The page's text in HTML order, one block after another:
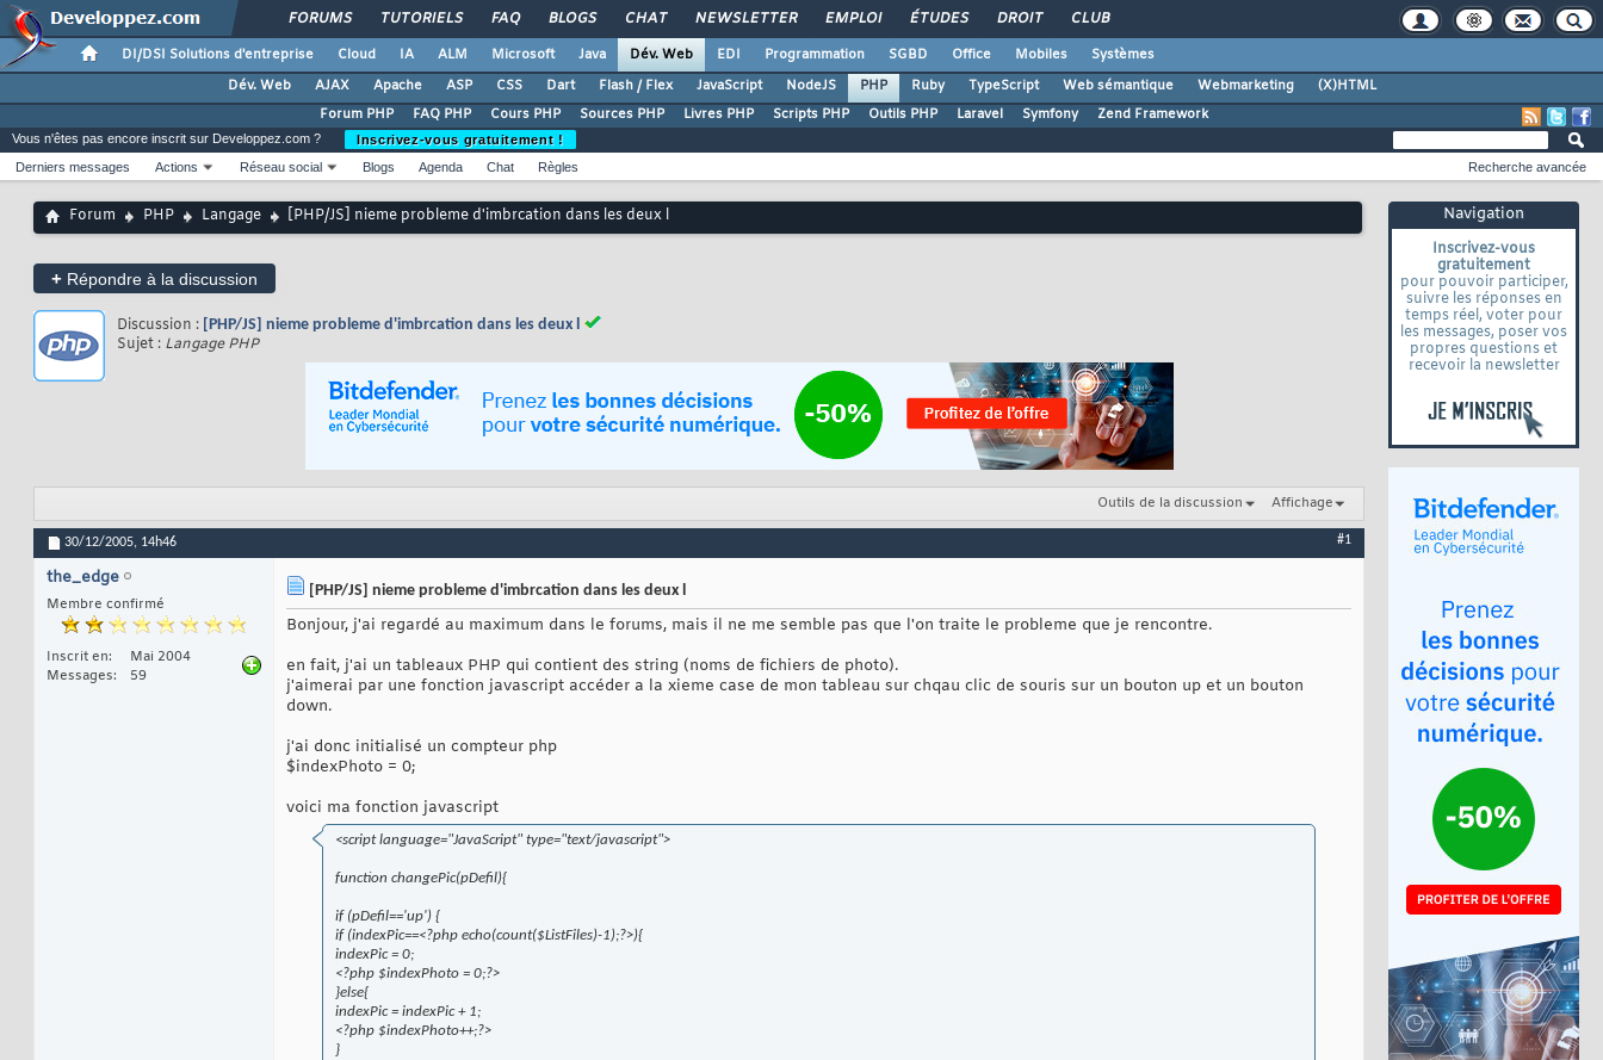
FORUMS TUTORIELS FAQ BLOGS CHAT NEWSLETTER EMPLOI ÉTUDES DROIT CLUB
DI/DSI Solutions d'entreprise Cloud IA ALM Microsoft Java Dév. Web EDI Programmation SGBD Office Mobiles
Systèmes
Dév. Web
AJAX Apache ASP CSS Dart Flash / Flex JavaScript NodeJS PHP Ruby TypeScript Web sémantique Webmarketing
(X)HTML
Forum PHP
FAQ PHP Cours PHP Sources PHP Livres PHP Scripts PHP Outils PHP Laravel Symfony Zend Framework
Navigation
Inscrivez-vous
gratuitement
pour pouvoir participer,
suivre les réponses en
temps réel, voter pour
les messages, poser vos
propres questions et
recevoir la newsletter
Vous n'êtes pas encore inscrit sur Developpez.com ?
Inscrivez-vous gratuitement !
Derniers messages
Actions Réseau social Blogs Agenda Chat Règles Recherche avancée
Forum PHP Langage [PHP/JS] nieme probleme d'imbrcation dans les deux l
+ Répondre à la discussion
Discussion : [PHP/JS] nieme probleme d'imbrcation dans les deux l
Sujet : Langage PHP
Outils de la discussion Affichage
30/12/2005, 14h46 #1
the_edge
Membre confirmé
Inscrit en
Mai 2004
Messages
59
[PHP/JS] nieme probleme d'imbrcation dans les deux l
Bonjour, j'ai regardé au maximum dans le forums, mais il ne me semble pas que l'on traite le probleme que je rencontre.
en fait, j'ai un tableaux PHP qui contient des string (noms de fichiers de photo).
j'aimerai par une fonction javascript accéder a la xieme case de mon tableau sur chqau clic de souris sur un bouton up et un bouton
down.
j'ai donc initialisé un compteur php
$indexPhoto = 0;
voici ma fonction javascript
<script language="JavaScript" type="text/javascript">
function changePic(pDefil){
if (pDefil=='up') {
if (indexPic==<?php echo(count($ListFiles)-1);?>){
indexPic = 0;
<?php $indexPhoto = 0;?>
}else{
indexPic = indexPic + 1;
<?php $indexPhoto++;?>
}